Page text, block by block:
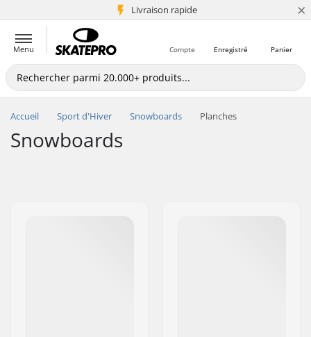
Livraison rapide
+5 mio de clients ×
Menu Panier
Enregistré
Compte
Accueil Sport d'Hiver Snowboards Planches
Snowboards